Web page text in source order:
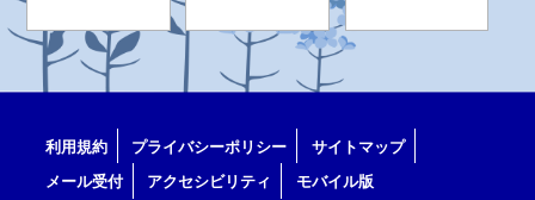
利用規約 プライバシーポリシー
サイトマップ
メール受付
アクセシビリティ モバイル版